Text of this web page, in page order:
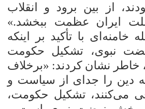
از بین برود و انقلاب
ایران عظمت ببخشد.»
خامنه‌ای با تأکید بر اینکه
نبوی، تشکیل حکومت
خاطر نشان کردند: «برخلاف
دین را جدای از سیاست و
می‌کنند، تشکیل حکومت،